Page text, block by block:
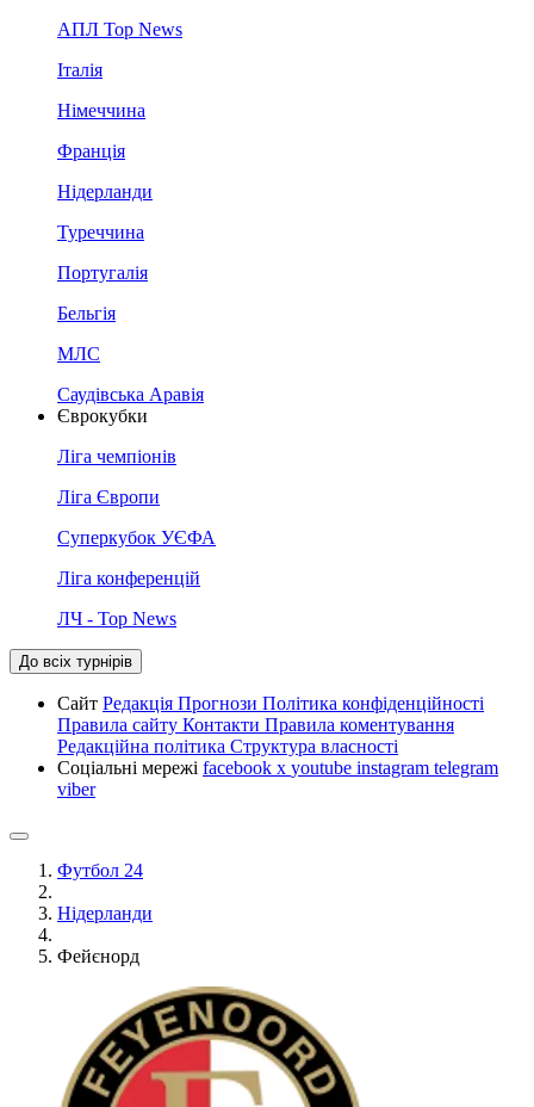
АПЛ Top News
Італія
Німеччина
Франція
Нідерланди
Туреччина
Португалія
Бельгія
МЛС
Саудівська Аравія
Єврокубки
Ліга чемпіонів
Ліга Європи
Суперкубок УЄФА
Ліга конференцій
ЛЧ - Top News
До всіх турнірів
Сайт Редакція Прогнози Політика конфіденційності
Правила сайту Контакти Правила коментування
Редакційна політика Структура власності
Соціальні мережі facebook x youtube instagram telegram
viber
Футбол 24
Нідерланди
Фейєнорд